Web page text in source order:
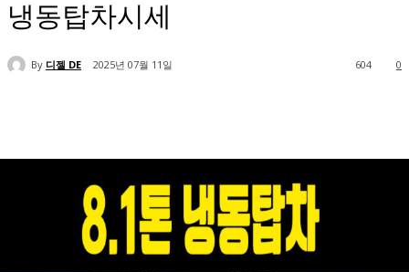
냉동탑차시세
By 디젤 DE 2025년 07월 11일 0
604